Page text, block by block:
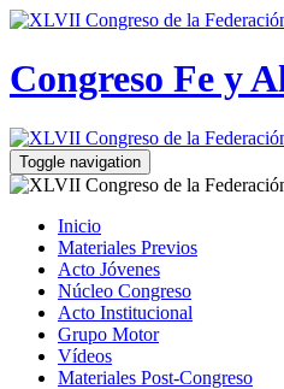
Congreso Fe y
Toggle navigation
Inicio
Materiales Previos
Acto Jóvenes
Núcleo Congreso
Acto Institucional
Grupo Motor
Vídeos
Materiales Post-Congreso